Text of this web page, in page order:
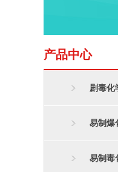
产品中心
剧毒化
易制爆
易制毒